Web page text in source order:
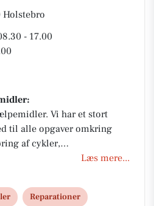
Holstebro
- 17.00
Vi har et stort
til alle opgaver omkring
af cykler,
el-scootere og hjælpemidler.
CENTURION,
Ville og Raleigh. Vi har
af elcykler. Vi forhandler
Læs mere...
Reparationer